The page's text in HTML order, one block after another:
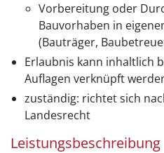
Vorbereitung oder
Bauvorhaben in
(Bauträger,
Erlaubnis kann inhaltlich
Auflagen verknüpft
zuständig: richtet sich
Landesrecht
Leistungsbeschreibung